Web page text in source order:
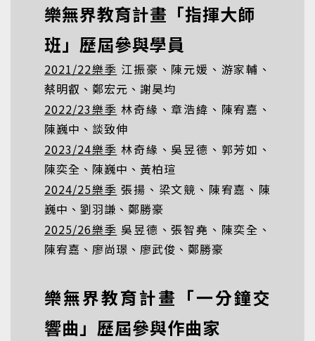
樂無界教育計畫「指揮大師
班」歷屆參與學員
2021/22樂季 江振豪、陳元媛、游家輔、
蔡明叡、鄭宏元、謝昊均
2022/23樂季 林奇緣、章浩緯、陳宥嘉、
陳巍中、談致伸
2023/24樂季 林奇緣、吳昱德、郭芳如、
陳奕全、陳巍中、黃柏瑄
2024/25樂季 張揚、梁文競、陳宥嘉、陳
巍中、劉羽謙、鄭勝豪
2025/26樂季 吳昱德、張智堯、陳奕全、
陳宥嘉、廖尚璟、廖武俊、鄭勝豪
樂無界教育計畫「一分鐘交
響曲」歷屆參與作曲家